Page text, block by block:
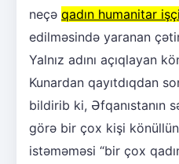
neçə qadın humanitar
edilməsində yaranan
Yalnız adını açıqlayan
Kunardan qayıtdıqdan
bildirib ki, Əfqanıstanın
görə bir çox kişi
istəməməsi “bir çox